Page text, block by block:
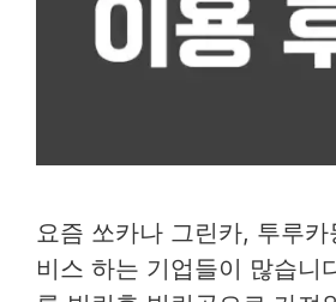
요즘 쏘카나 그린카, 투루
비스 하는 기업들이 많습니